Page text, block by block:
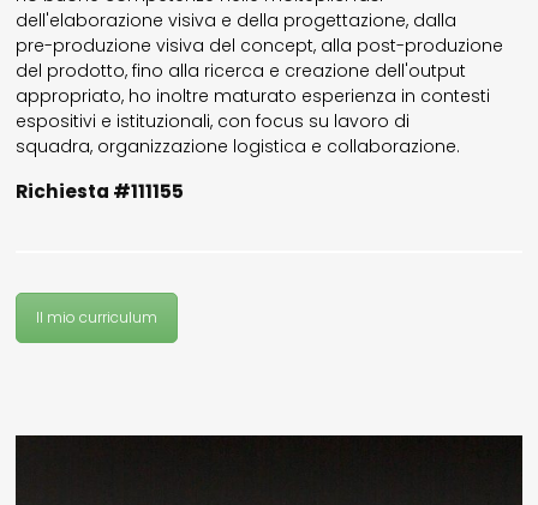
contatti
termini e condizioni
privacy
dell'elaborazione visiva e della progettazione, dalla
pre-produzione visiva del concept, alla post-produzione
del prodotto, fino alla ricerca e creazione dell'output
appropriato, ho inoltre maturato esperienza in contesti
espositivi e istituzionali, con focus su lavoro di
squadra, organizzazione logistica e collaborazione.
Richiesta #111155
Il mio curriculum